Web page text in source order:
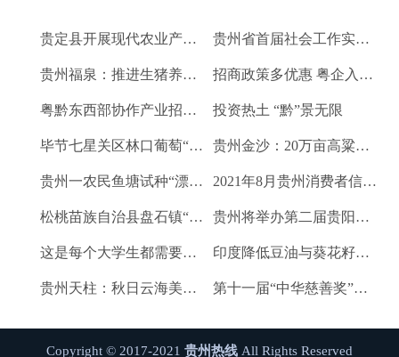
贵定县开展现代农业产业“稻+N”田间示范技术培训 贵州省首届社会工作实务技能大赛启动
贵州福泉：推进生猪养殖现代化 开创产业发展新格局 招商政策多优惠 粤企入黔得实惠
粤黔东西部协作产业招商对接会将于9月8日举行 投资热土 “黔”景无限
毕节七星关区林口葡萄“卖”进羊城 贵州金沙：20万亩高粱、2.67万亩烤烟喜获丰收
贵州一农民鱼塘试种“漂浮水稻”获成功 亩产千斤稻谷 2021年8月贵州消费者信心及健康指数创下新高
松桃苗族自治县盘石镇“三驾马车”拉出人民群众平安幸福生活 贵州将举办第二届贵阳工业博览会
这是每个大学生都需要的1个金融工具 印度降低豆油与葵花籽油进口税以平息价格
贵州天柱：秋日云海美如画 第十一届“中华慈善奖”揭晓 贵州2企业1项目1人获奖
Copyright © 2017-2021 贵州热线 All Rights Reserved